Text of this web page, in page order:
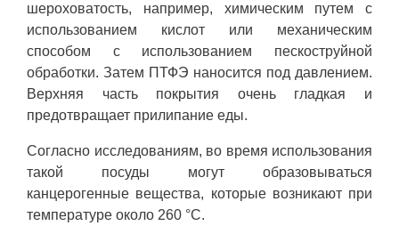
шероховатость, например, химическим путем с
использованием кислот или механическим
способом с использованием пескоструйной
обработки. Затем ПТФЭ наносится под давлением.
Верхняя часть покрытия очень гладкая и
предотвращает прилипание еды.
Согласно исследованиям, во время использования
такой посуды могут образовываться
канцерогенные вещества, которые возникают при
температуре около 260 °C.